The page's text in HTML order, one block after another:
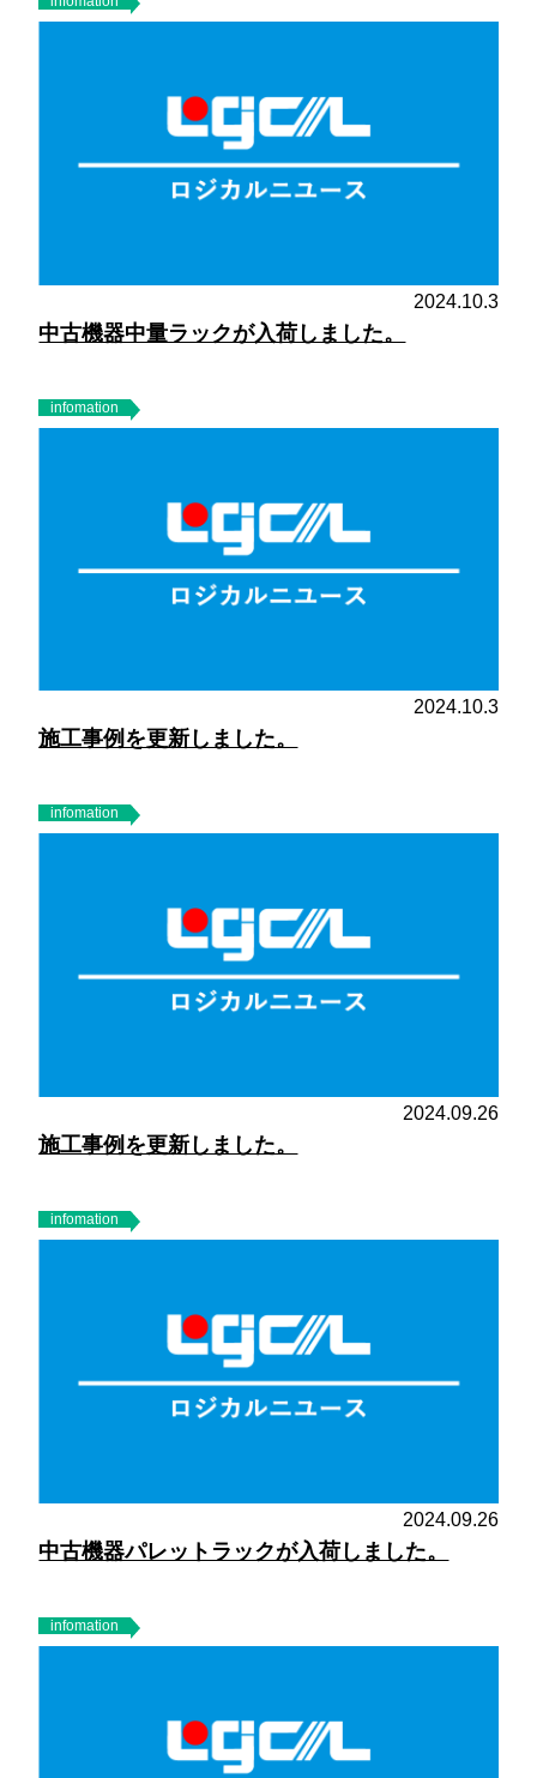
2024.10.3
中古機器中量ラックが入荷しました。
infomation
2024.10.3
施工事例を更新しました。
infomation
2024.09.26
施工事例を更新しました。
infomation
2024.09.26
中古機器パレットラックが入荷しました。
infomation